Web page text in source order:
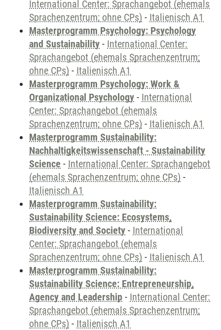
International Center: Sprachangebot (ehemals
Sprachenzentrum; ohne CPs) - Italienisch A1
Masterprogramm Psychology: Psychology
and Sustainability - International Center:
Sprachangebot (ehemals Sprachenzentrum;
ohne CPs) - Italienisch A1
Masterprogramm Psychology: Work &
Organizational Psychology - International
Center: Sprachangebot (ehemals
Sprachenzentrum; ohne CPs) - Italienisch A1
Masterprogramm Sustainability:
Nachhaltigkeitswissenschaft - Sustainability
Science - International Center: Sprachangebot
(ehemals Sprachenzentrum; ohne CPs) -
Italienisch A1
Masterprogramm Sustainability:
Sustainability Science: Ecosystems,
Biodiversity and Society - International
Center: Sprachangebot (ehemals
Sprachenzentrum; ohne CPs) - Italienisch A1
Masterprogramm Sustainability:
Sustainability Science: Entrepreneurship,
Agency and Leadership - International Center:
Sprachangebot (ehemals Sprachenzentrum;
ohne CPs) - Italienisch A1